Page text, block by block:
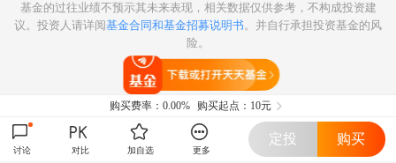
基金的过往业绩不预示其未来表现，相关数据仅供参考，不构成投资建
议。投资人请详阅基金合同和基金招募说明书。并自行承担投资基金的风
险。
购买费率： 0.00% 购买起点：10元
讨论 对比 加自选 更多
定投 购买
打开天天基金